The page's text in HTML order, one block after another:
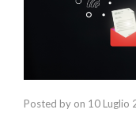
Posted by on 10 Luglio